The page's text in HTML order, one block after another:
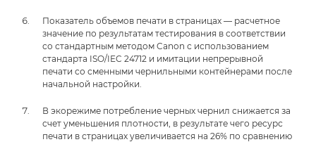
Показатель объемов печати в страницах — расчетное
значение по результатам тестирования в соответствии
со стандартным методом Canon с использованием
стандарта ISO/IEC 24712 и имитации непрерывной
печати со сменными чернильными контейнерами после
начальной настройки.
В экорежиме потребление черных чернил снижается за
счет уменьшения плотности, в результате чего ресурс
печати в страницах увеличивается на 26% по сравнению